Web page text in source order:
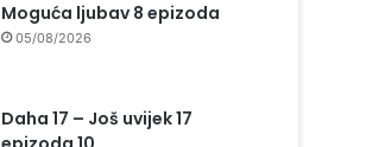
Moguća ljubav 8 epizoda
05/08/2026
Daha 17 – Još uvijek 17